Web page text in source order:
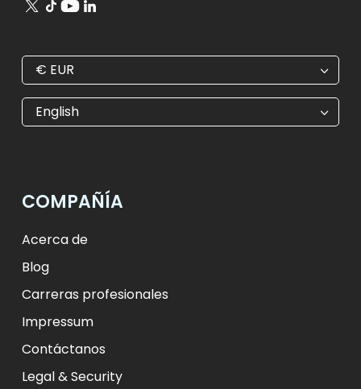
€ EUR
€ EUR
$ USD
ft HUF
zł PLN
₺ TRY
English
COMPAÑÍA
Acerca de
Blog
Carreras profesionales
Impressum
Contáctanos
Legal & Security